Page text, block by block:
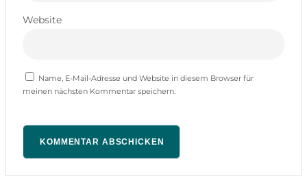
Website
Name, E-Mail-Adresse und Website in diesem Browser für
meinen nächsten Kommentar speichern.